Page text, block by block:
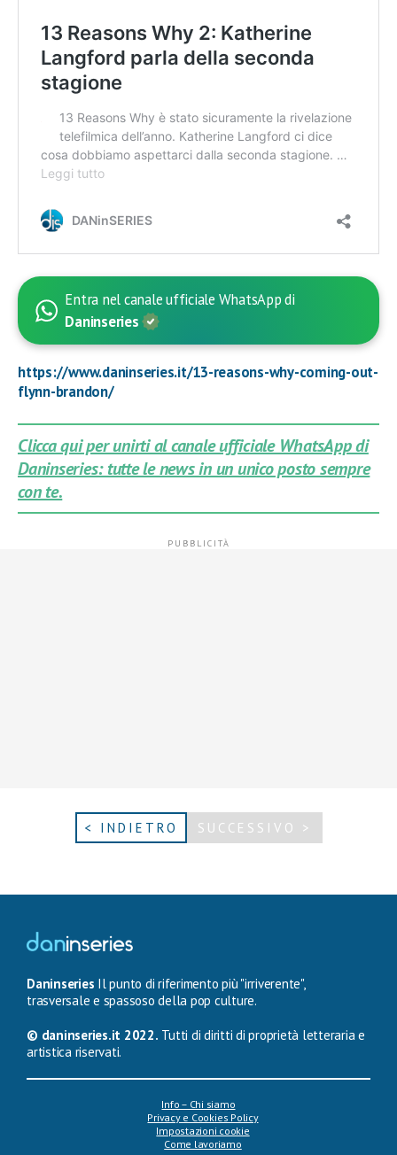
Entra nel canale ufficiale WhatsApp di
Daninseries
https://www.daninseries.it/13-reasons-why-coming-out-
flynn-brandon/
Clicca qui per unirti al canale ufficiale WhatsApp di
Daninseries: tutte le news in un unico posto sempre
con te.
< INDIETRO SUCCESSIVO >
Daninseries Il punto di riferimento più "irriverente",
trasversale e spassoso della pop culture.
© daninseries.it 2022. Tutti di diritti di proprietà letteraria e
artistica riservati.
Info – Chi siamo
Privacy e Cookies Policy
Impostazioni cookie
Come lavoriamo